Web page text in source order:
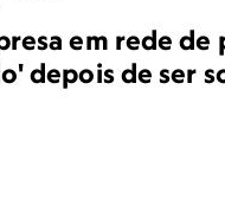
em rede de
depois de ser